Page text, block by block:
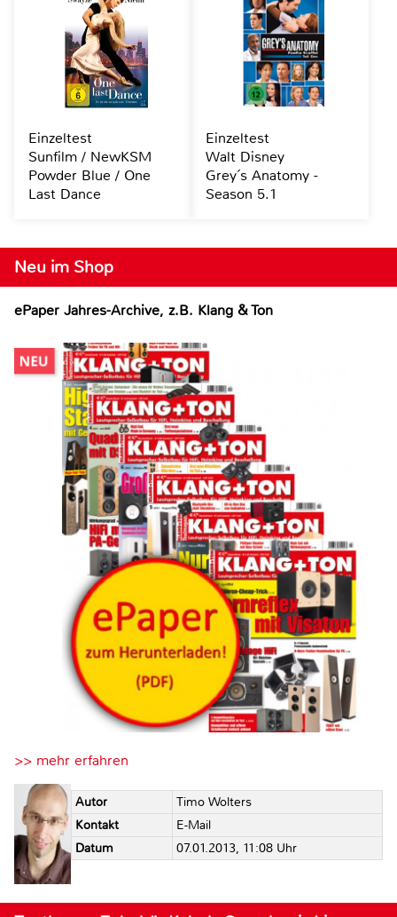
Neu im Shop
ePaper Jahres-Archive, z.B. Klang & Ton
>> mehr erfahren
Autor
Timo Wolters
Kontakt
E-Mail
Datum
07.01.2013, 11:08 Uhr
Einzeltest
Sunfilm / NewKSM
Powder Blue / One
Last Dance
Einzeltest
Walt Disney
Grey´s Anatomy -
Season 5.1